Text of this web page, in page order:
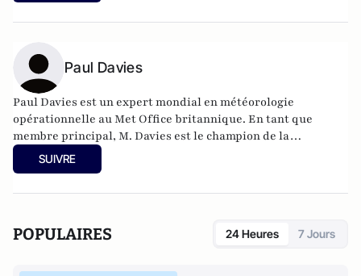
Paul Davies
Paul Davies est un expert mondial en météorologie
opérationnelle au Met Office britannique. En tant que
membre principal, M. Davies est le champion de la
météorologie opérationnelle. Il contribue à définir la vision
de l'organisation en matière de services météorologiques et
SUIVRE
POPULAIRES 24 Heures 7 Jours